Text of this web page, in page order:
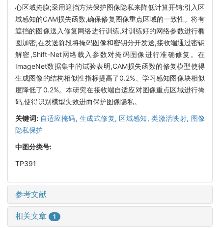
心区域掩膜;采用遮挡方法保护图像隐私来降低计算开销;引入区
域感知的CAM损失函数,确保修复图像重点区域的一致性。将有
遮挡的图像送入修复网络进行训练,对训练好的网络参数进行椭
圆加密;在发送阶段将掩码图像和密钥分开发送,接收端通过密钥
解密,Shift-Net网络载入参数对掩码图像进行准确修复。在
ImageNet数据集中的试验表明,CAM损失函数的修复模型使得
生成图像的结构相似性指标提高了0.2%、学习感知图像块相似
度降低了0.2%。本研究在接收端自适应对图像重点区域进行掩
码,使得识别模型失效进而保护图像隐私。
关键词: 自适应掩码, 生成式修复, 区域感知,类激活映射, 图像
隐私保护
中图分类号:
TP391
参考文献
相关文章 1